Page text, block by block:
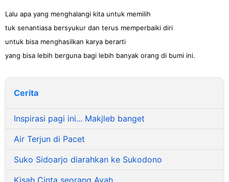
Lalu apa yang menghalangi kita untuk memilih
tuk senantiasa bersyukur dan terus memperbaiki diri
untuk bisa menghasilkan karya berarti
yang bisa lebih berguna bagi lebih banyak orang di bumi ini.
Cerita
Inspirasi pagi ini... Makjleb banget
Air Terjun di Pacet
Suko Sidoarjo diarahkan ke Sukodono
Kisah Cinta seorang Ayah